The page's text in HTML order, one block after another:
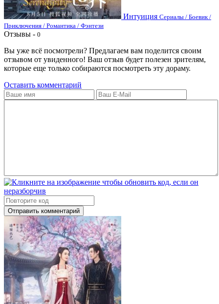
Интуиция Сериалы / Боевик /
Приключения / Романтика / Фэнтези
Отзывы - 0
Вы уже всё посмотрели? Предлагаем вам поделится своим
отзывом от увиденного! Ваш отзыв будет полезен зрителям,
которые еще только собираются посмотреть эту дораму.
Оставить комментарий
Отправить комментарий